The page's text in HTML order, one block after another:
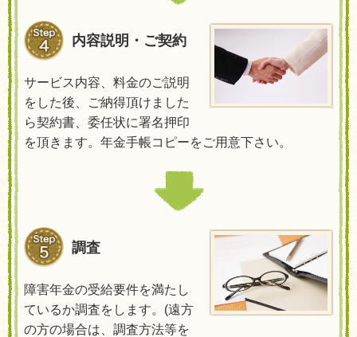
内容説明・ご契約
サービス内容、料金のご説明
をした後、ご納得頂けました
ら契約書、委任状に署名押印
を頂きます。年金手帳コピーをご用意下さい。
調査
障害年金の受給要件を満たし
ているか調査をします。 (遠方
の方の場合は、調査方法等を